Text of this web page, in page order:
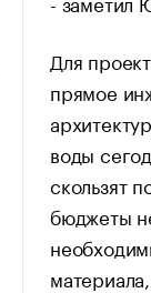
Для
прямое
воды
скользят
бюджеты